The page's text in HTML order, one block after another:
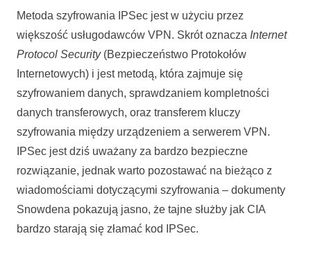
Metoda szyfrowania IPSec jest w użyciu przez
większość usługodawców VPN. Skrót oznacza Internet
Protocol Security(Bezpieczeństwo Protokołów
Internetowych) i jest metodą, która zajmuje się
szyfrowaniem danych, sprawdzaniem kompletności
danych transferowych, oraz transferem kluczy
szyfrowania między urządzeniem a serwerem VPN.
IPSec jest dziś uważany za bardzo bezpieczne
rozwiązanie, jednak warto pozostawać na bieżąco z
wiadomościami dotyczącymi szyfrowania – dokumenty
Snowdena pokazują jasno, że tajne służby jak CIA
bardzo starają się złamać kod IPSec.